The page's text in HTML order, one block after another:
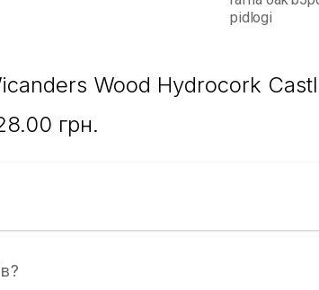
pidlogi
Wood Hydrocork
грн.